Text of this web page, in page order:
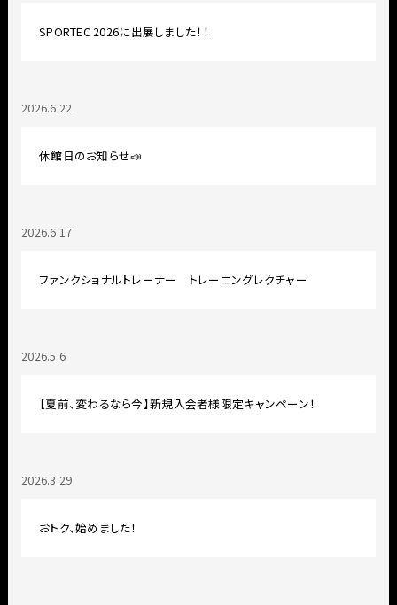
SPORTEC 2026に出展しました！！
2026.6.22
休館日のお知らせ📣
2026.6.17
ファンクショナルトレーナー トレーニングレクチャー
2026.5.6
【夏前、変わるなら今】新規入会者様限定キャンペーン！
2026.3.29
おトク、始めました！